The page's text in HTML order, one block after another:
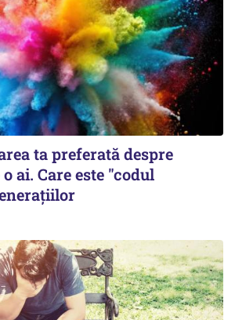
ta preferată despre
ai. Care este "codul